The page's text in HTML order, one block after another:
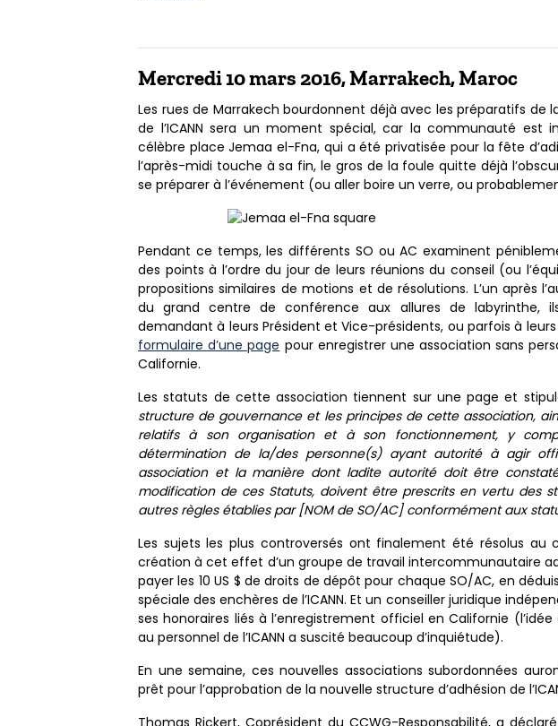
Mercredi 10 mars 2016, Marrakech, Maroc
Les rues de Marrakech bourdonnent déjà avec les préparatifs de
de l’ICANN sera un moment spécial, car la communauté est
célèbre place Jemaa el-Fna, qui a été privatisée pour la fête
l’après-midi touche à sa fin, le gros de la foule quitte déjà
se préparer à l’événement (ou aller boire un verre, ou
Pendant ce temps, les différents SO ou AC examinent
des points à l’ordre du jour de leurs réunions du conseil (ou
propositions similaires de motions et de résolutions. L’un après
du grand centre de conférence aux allures de labyrinthe,
demandant à leurs Président et Vice-présidents, ou parfois à
formulaire d’une page pour enregistrer une association sans
Californie.
Les statuts de cette association tiennent sur une page et
structure de gouvernance et les principes de cette association,
relatifs à son organisation et à son fonctionnement, y
détermination de la/des personne(s) ayant autorité à agir
association et la manière dont ladite autorité doit être
modification de ces Statuts, doivent être prescrits en vertu des
autres règles établies par [NOM de SO/AC] conformément aux
Les sujets les plus controversés ont finalement été résolus au
création à cet effet d’un groupe de travail intercommunautaire
payer les 10 US $ de droits de dépôt pour chaque SO/AC, en
spéciale des enchères de l’ICANN. Et un conseiller juridique
ses honoraires liés à l’enregistrement officiel en Californie
au personnel de l’ICANN a suscité beaucoup d’inquiétude).
En une semaine, ces nouvelles associations subordonnées
prêt pour l’approbation de la nouvelle structure d’adhésion de
Thomas Rickert, Coprésident du CCWG-Responsabilité, a